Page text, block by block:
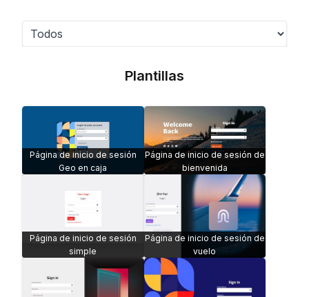
Plantillas
Página de inicio de sesión
Geo en caja
Página de inicio de sesión de
bienvenida
Página de inicio de sesión
simple
Página de inicio de sesión de
vuelo